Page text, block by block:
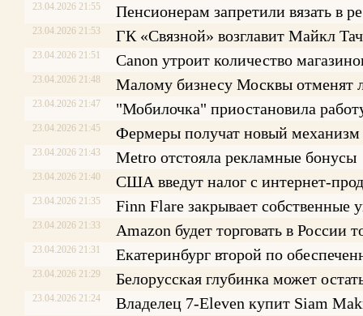
23.04.2026 21:55 Пенсионерам запретили вязать в
23.04.2026 21:53 ГК «Связной» возглавит Майкл Тач
23.04.2026 21:51 Canon утроит количество
23.04.2026 21:48 Малому бизнесу Москвы отменят
23.04.2026 21:47 "Мобилочка" приостановила
23.04.2026 21:45 Фермеры получат новый механизм
23.04.2026 21:43 Metro отстояла рекламные бонусы
23.04.2026 21:40 США введут налог с интернет-
23.04.2026 21:35 Finn Flare закрывает собственные
23.04.2026 21:33 Amazon будет торговать в России
23.04.2026 21:31 Екатеринбург второй по
23.04.2026 21:29 Белорусская глубинка может
23.04.2026 21:24 Владелец 7-Eleven купит Siam